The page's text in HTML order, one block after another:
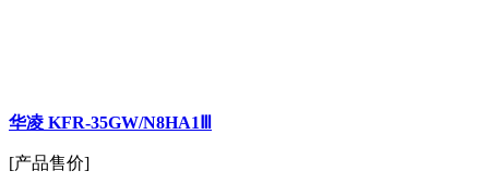
华凌 KFR-35GW/N8HA1Ⅲ
[产品售价]